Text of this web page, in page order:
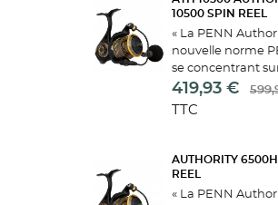
10500 SPIN REEL
« La PENN
nouvelle norme
se concentrant
douceur et
leur catégorie, ces
pour chaque
419,93 €
TTC
AUTHORITY
REEL
« La PENN